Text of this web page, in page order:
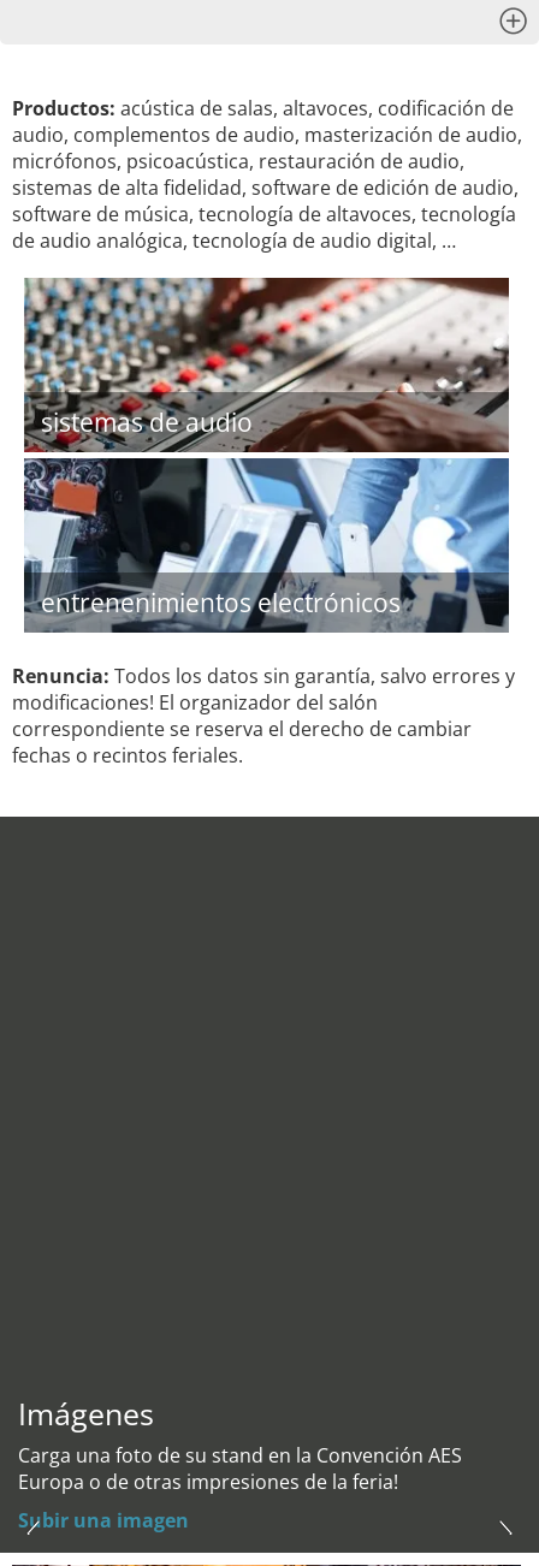
Productos: acústica de salas, altavoces, codificación de
audio, complementos de audio, masterización de audio,
micrófonos, psicoacústica, restauración de audio,
sistemas de alta fidelidad, software de edición de audio,
software de música, tecnología de altavoces, tecnología
de audio analógica, tecnología de audio digital, …
sistemas de audio
entrenenimientos electrónicos
Renuncia: Todos los datos sin garantía, salvo errores y
modificaciones! El organizador del salón
correspondiente se reserva el derecho de cambiar
fechas o recintos feriales.
Imágenes
Carga una foto de su stand en la Convención AES
Europa o de otras impresiones de la feria!
Subir una imagen